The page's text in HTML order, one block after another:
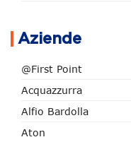
Aziende
@First Point
Acquazzurra
Alfio Bardolla
Aton